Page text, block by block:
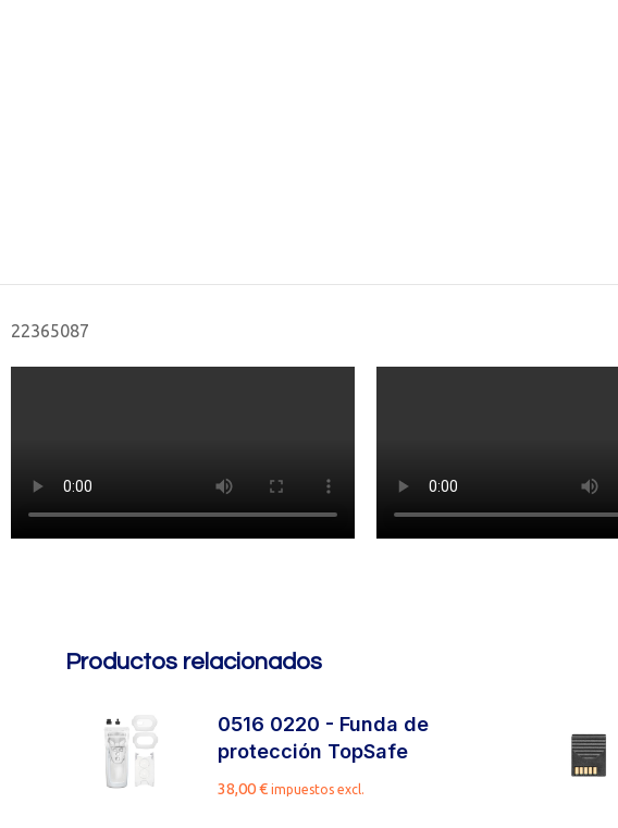
22365087
Productos relacionados
0516 0220 - Funda de
protección TopSafe
38,00€ impuestos excl.